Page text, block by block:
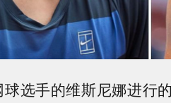
选手的维斯尼娜进行